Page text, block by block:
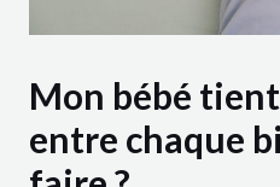
Mon bébé
entre chaque